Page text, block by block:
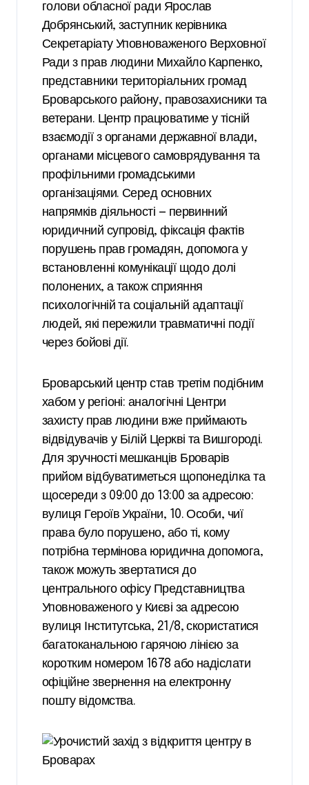
голови обласної ради Ярослав
Добрянський, заступник керівника
Секретаріату Уповноваженого Верховної
Ради з прав людини Михайло Карпенко,
представники територіальних громад
Броварського району, правозахисники та
ветерани. Центр працюватиме у тісній
взаємодії з органами державної влади,
органами місцевого самоврядування та
профільними громадськими
організаціями. Серед основних
напрямків діяльності — первинний
юридичний супровід, фіксація фактів
порушень прав громадян, допомога у
встановленні комунікації щодо долі
полонених, а також сприяння
психологічній та соціальній адаптації
людей, які пережили травматичні події
через бойові дії.
Броварський центр став третім подібним
хабом у регіоні: аналогічні Центри
захисту прав людини вже приймають
відвідувачів у Білій Церкві та Вишгороді.
Для зручності мешканців Броварів
прийом відбуватиметься щопонеділка та
щосереди з 09:00 до 13:00 за адресою:
вулиця Героїв України, 10. Особи, чиї
права було порушено, або ті, кому
потрібна термінова юридична допомога,
також можуть звертатися до
центрального офісу Представництва
Уповноваженого у Києві за адресою
вулиця Інститутська, 21/8, скористатися
багатоканальною гарячою лінією за
коротким номером 1678 або надіслати
офіційне звернення на електронну
пошту відомства.